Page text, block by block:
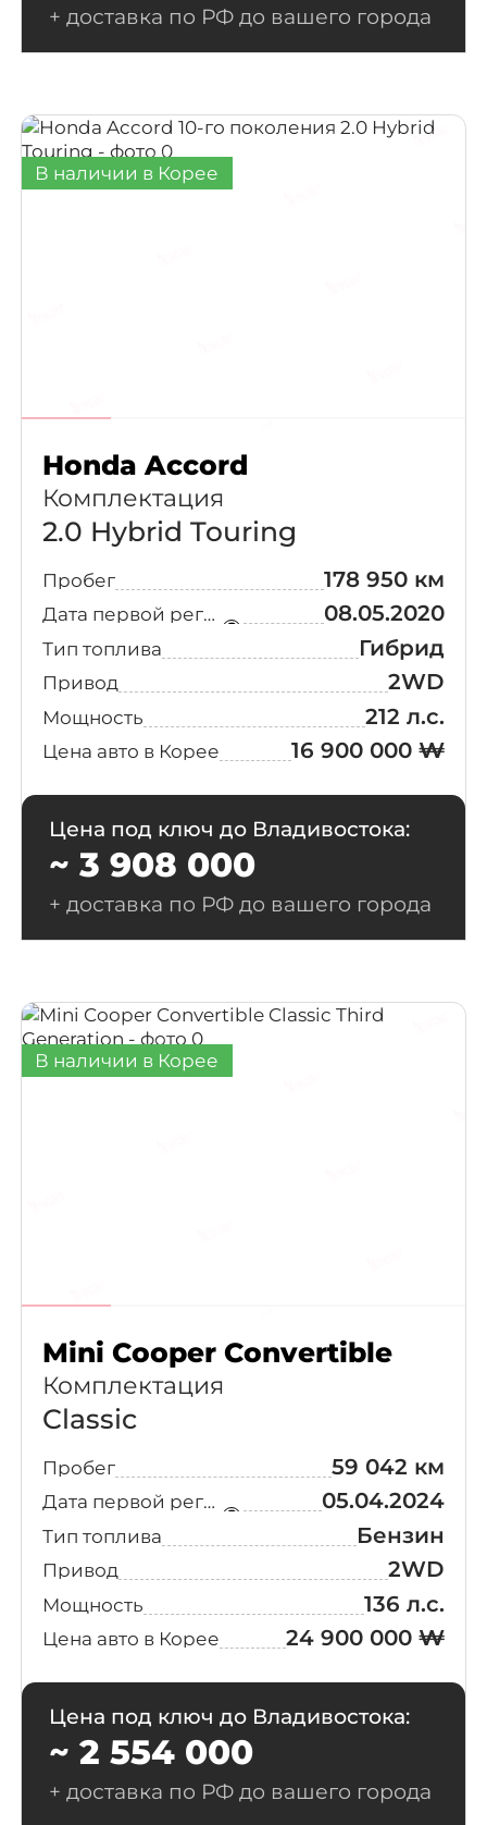
+ доставка по РФ до вашего города
В наличии в Корее
Honda Accord
Комплектация
2.0 Hybrid Touring
Пробег 178 950 км
Дата первой регистрации 08.05.2020
Тип топлива Гибрид
Привод 2WD
Мощность 212 л.с.
Цена авто в Корее 16 900 000 ₩
Цена под ключ до Владивостока:
~ 3 908 000
+ доставка по РФ до вашего города
В наличии в Корее
Mini Cooper Convertible
Комплектация
Classic
Пробег 59 042 км
Дата первой регистрации 05.04.2024
Тип топлива Бензин
Привод 2WD
Мощность 136 л.с.
Цена авто в Корее 24 900 000 ₩
Цена под ключ до Владивостока:
~ 2 554 000
+ доставка по РФ до вашего города
Выберите свой город
Москва
Казань
Красноярск